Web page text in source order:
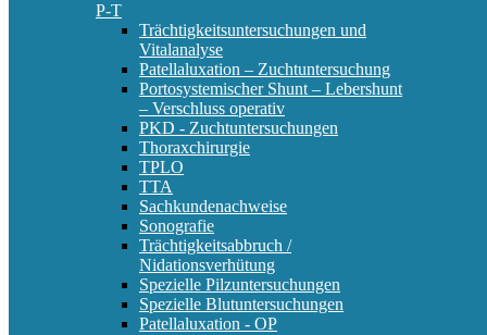
P-T
Trächtigkeitsuntersuchungen und
Vitalanalyse
Patellaluxation – Zuchtuntersuchung
Portosystemischer Shunt – Lebershunt
– Verschluss operativ
PKD - Zuchtuntersuchungen
Thoraxchirurgie
TPLO
TTA
Sachkundenachweise
Sonografie
Trächtigkeitsabbruch /
Nidationsverhütung
Spezielle Pilzuntersuchungen
Spezielle Blutuntersuchungen
Patellaluxation - OP